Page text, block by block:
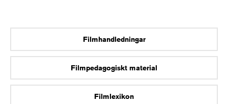
Filmhandledningar
Filmpedagogiskt material
Filmlexikon